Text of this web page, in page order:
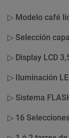
▷ Modelo café
▷ Selección
▷ Display LCD
▷ Iluminación
▷ Sistema
▷ 16